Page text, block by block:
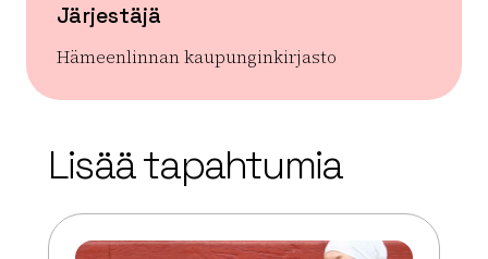
Järjestäjä
Hämeenlinnan kaupunginkirjasto
OpenStreetMap
Lisää tapahtumia